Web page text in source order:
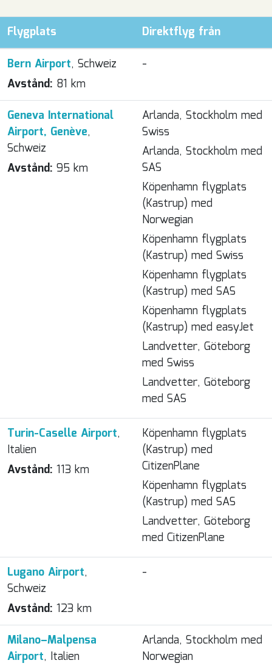
Flygplats
Direktflyg från
Bern Airport, Schweiz
Avstånd: 81 km
-
Geneva International
Airport, Genève,
Schweiz
Avstånd: 95 km
Arlanda, Stockholm med
Swiss
Arlanda, Stockholm med
SAS
Köpenhamn flygplats
(Kastrup) med
Norwegian
Köpenhamn flygplats
(Kastrup) med Swiss
Köpenhamn flygplats
(Kastrup) med SAS
Köpenhamn flygplats
(Kastrup) med easyJet
Landvetter, Göteborg
med Swiss
Landvetter, Göteborg
med SAS
Turin-Caselle Airport,
Italien
Avstånd: 113 km
Köpenhamn flygplats
(Kastrup) med
CitizenPlane
Köpenhamn flygplats
(Kastrup) med SAS
Landvetter, Göteborg
med CitizenPlane
Lugano Airport,
Schweiz
Avstånd: 123 km
-
Milano–Malpensa
Airport, Italien
Arlanda, Stockholm med
Norwegian